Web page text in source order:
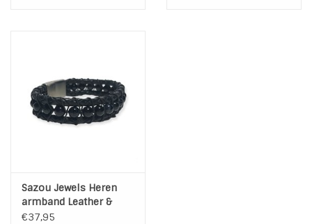
Sazou Jewels Heren
armband Leather &
Stones Zwart
€37,95